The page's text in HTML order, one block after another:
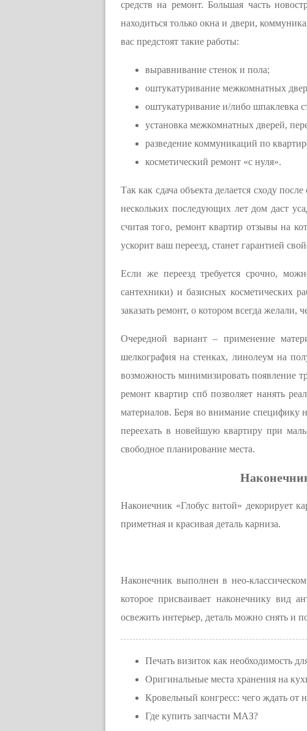
средств на ремонт. Большая часть
находиться только окна и двери,
вас предстоят такие работы:
выравнивание стенок и пола;
оштукатуривание межкомнатных
оштукатуривание и/либо шпаклевка
установка межкомнатных дверей,
разведение коммуникаций по
косметический ремонт «с нуля».
Так как сдача объекта делается сходу
нескольких последующих лет дом даст
считая того, ремонт квартир отзывы на
ускорит ваш переезд, станет гарантией
Если же переезд требуется срочно,
сантехники) и базисных косметических
заказать ремонт, о котором всегда желали,
Очередной вариант – применение
шелкография на стенках, линолеум на
возможность минимизировать появление
ремонт квартир спб позволяет нанять
материалов. Беря во внимание специфику
переехать в новейшую квартиру при
свободное планирование места.
Наконечник «Глобус витой» декорирует
приметная и красивая деталь карниза.
Наконечник выполнен в нео-
которое присваивает наконечнику вид
освежить интерьер, деталь можно снять и
Печать визиток как необходимость
Оригинальные места хранения на
Кровельный конгресс: чего ждать от
Где купить запчасти МАЗ?